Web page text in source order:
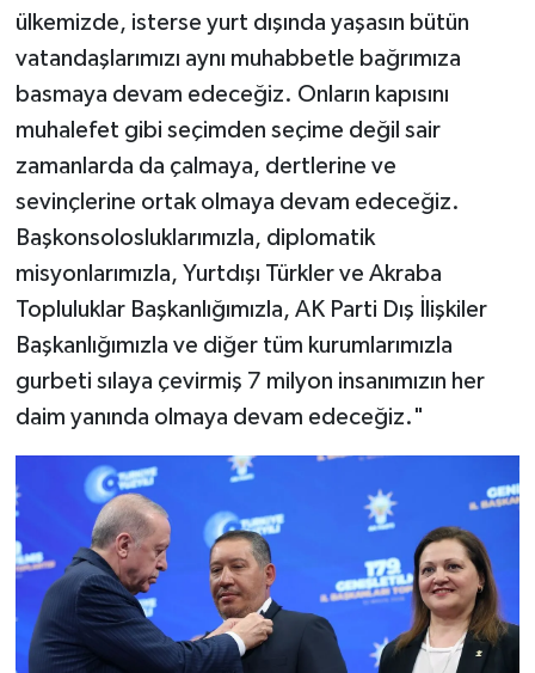
ülkemizde, isterse yurt dışında yaşasın bütün
vatandaşlarımızı aynı muhabbetle bağrımıza
basmaya devam edeceğiz. Onların kapısını
muhalefet gibi seçimden seçime değil sair
zamanlarda da çalmaya, dertlerine ve
sevinçlerine ortak olmaya devam edeceğiz.
Başkonsolosluklarımızla, diplomatik
misyonlarımızla, Yurtdışı Türkler ve Akraba
Topluluklar Başkanlığımızla, AK Parti Dış İlişkiler
Başkanlığımızla ve diğer tüm kurumlarımızla
gurbeti sılaya çevirmiş 7 milyon insanımızın her
daim yanında olmaya devam edeceğiz."